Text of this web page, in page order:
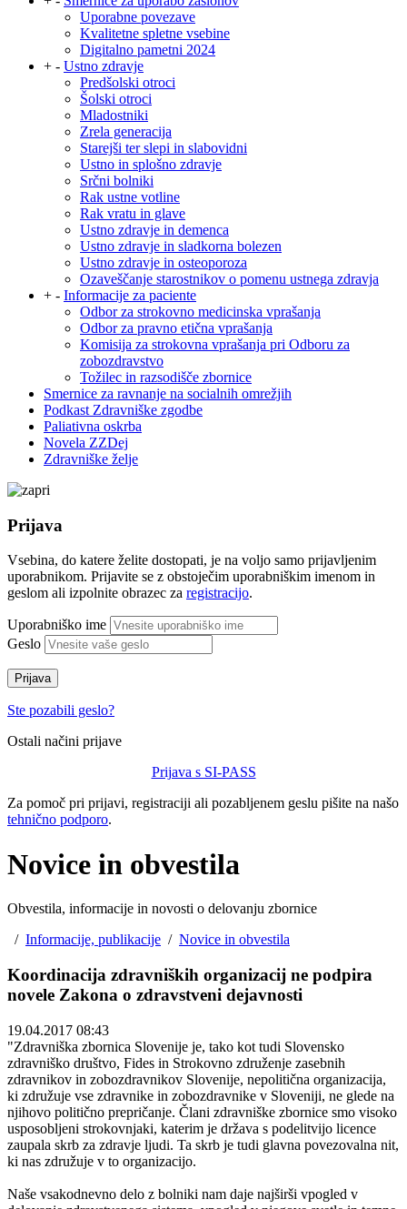
Uporabne povezave
Kvalitetne spletne vsebine
Digitalno pametni 2024
+ - Ustno zdravje
Predšolski otroci
Šolski otroci
Mladostniki
Zrela generacija
Starejši ter slepi in slabovidni
Ustno in splošno zdravje
Srčni bolniki
Rak ustne votline
Rak vratu in glave
Ustno zdravje in demenca
Ustno zdravje in sladkorna bolezen
Ustno zdravje in osteoporoza
Ozaveščanje starostnikov o pomenu ustnega zdravja
+ - Informacije za paciente
Odbor za strokovno medicinska vprašanja
Odbor za pravno etična vprašanja
Komisija za strokovna vprašanja pri Odboru za
zobozdravstvo
Tožilec in razsodišče zbornice
Smernice za ravnanje na socialnih omrežjih
Podkast Zdravniške zgodbe
Paliativna oskrba
Novela ZZDej
Zdravniške želje
Prijava
Vsebina, do katere želite dostopati, je na voljo samo prijavljenim
uporabnikom. Prijavite se z obstoječim uporabniškim imenom in
geslom ali izpolnite obrazec za registracijo.
Uporabniško ime
Geslo
Prijava
Ste pozabili geslo?
Ostali načini prijave
Prijava s SI-PASS
Za pomoč pri prijavi, registraciji ali pozabljenem geslu pišite na našo
tehnično podporo.
Novice in obvestila
Obvestila, informacije in novosti o delovanju zbornice
/ Informacije, publikacije / Novice in obvestila
Koordinacija zdravniških organizacij ne podpira
novele Zakona o zdravstveni dejavnosti
19.04.2017 08:43
"Zdravniška zbornica Slovenije je, tako kot tudi Slovensko
zdravniško društvo, Fides in Strokovno združenje zasebnih
zdravnikov in zobozdravnikov Slovenije, nepolitična organizacija,
ki združuje vse zdravnike in zobozdravnike v Sloveniji, ne glede na
njihovo politično prepričanje. Člani zdravniške zbornice smo visoko
usposobljeni strokovnjaki, katerim je država s podelitvijo licence
zaupala skrb za zdravje ljudi. Ta skrb je tudi glavna povezovalna nit,
ki nas združuje v to organizacijo.
Naše vsakodnevno delo z bolniki nam daje najširši vpogled v